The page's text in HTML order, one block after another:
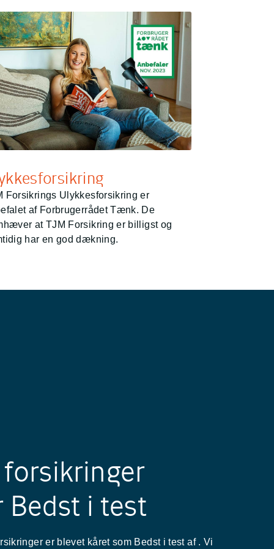
Forsikrings Ulykkesforsikring er
af Forbrugerrådet Tænk. De
at TJM Forsikring er billigst og
har en god dækning.
Bedst i test
er blevet kåret som Bedst i test af . Vi